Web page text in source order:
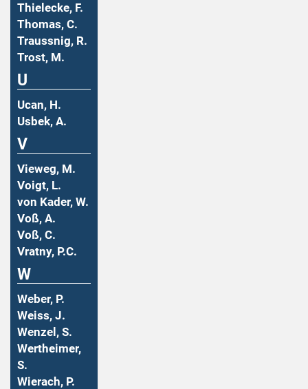
Thielecke, F.
Thomas, C.
Traussnig, R.
Trost, M.
U
Ucan, H.
Usbek, A.
V
Vieweg, M.
Voigt, L.
von Kader, W.
Voß, A.
Voß, C.
Vratny, P.C.
W
Weber, P.
Weiss, J.
Wenzel, S.
Wertheimer,
S.
Wierach, P.